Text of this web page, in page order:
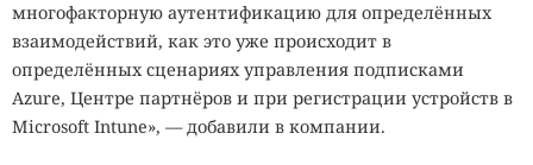
многофакторную аутентификацию для определённых
взаимодействий, как это уже происходит в
определённых сценариях управления подписками
Azure, Центре партнёров и при регистрации устройств в
Microsoft Intune», — добавили в компании.